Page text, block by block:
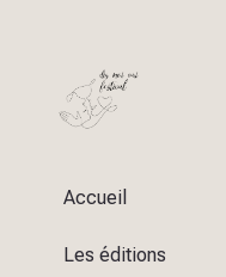
Accueil
Les éditions